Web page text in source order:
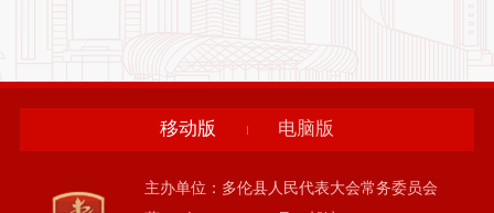
移动版 电脑版
主办单位：多伦县人民代表大会常务委员会